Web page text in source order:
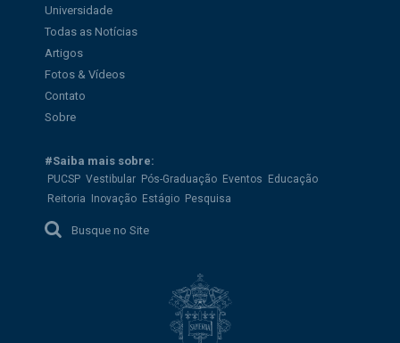
Universidade
Todas as Notícias
Artigos
Fotos & Vídeos
Contato
Sobre
#Saiba mais sobre:
PUCSP Vestibular Pós-Graduação Eventos
Educação
Reitoria
Inovação Estágio Pesquisa
Busque no Site